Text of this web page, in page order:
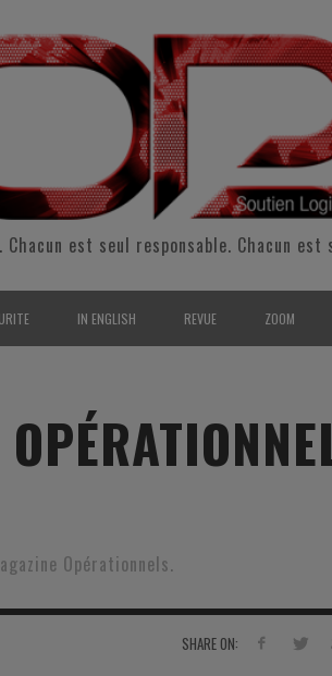
est seul responsable. Chacun
& GARDE NATIONALE
ENTRAÎNEMENT
IN ENGLISH
LOGISTIC / SUPPLY CHAIN
DEFENSE
TRAINING
REVUE ZOOM
ANALYSE
JEUNES
Opérationnels.
SHARE ON: